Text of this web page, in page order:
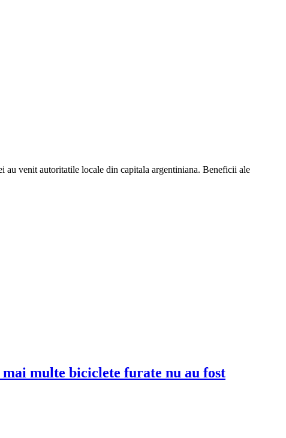
au venit autoritatile locale din capitala argentiniana. Beneficii ale
multe biciclete furate nu au fost